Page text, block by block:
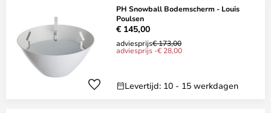
PH Snowball Bodemscherm - Louis
Poulsen
€ 145,00
adviesprijs€ 173,00
adviesprijs -€ 28,00
Levertijd: 10 - 15 werkdagen